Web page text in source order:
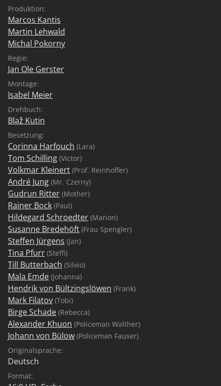
Produktion:
Marcos Kantis
Martin Lehwald
Michal Pokorny
Regie:
Jan Ole Gerster
Montage:
Isabel Meier
Drehbuch:
Blaž Kutin
Besetzung:
Corinna Harfouch (Lara)
Tom Schilling (Victor)
Volkmar Kleinert (Prof. Reinhoffer)
André Jung (Mr. Czerny)
Gudrun Ritter (Mother)
Rainer Bock (Paul)
Hildegard Schroedter (Marion)
Susanne Bredehöft (Frau Spengler)
Steffen Jürgens (Jan)
Tina Pfurr (Steffi)
Till Butterbach (Silvio)
Mala Emde (Johanna)
Hendrik von Bültzingslöwen (Frank)
Mark Filatov (Tobi)
Birge Schade (Rebecca)
Alexander Khuon (Policeman Walther)
Johann von Bülow (Policeman Fauser)
Originalsprache:
Deutsch
Format: